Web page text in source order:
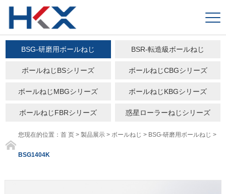
BSG-研磨用ボールねじ BSR-転造級ボールねじ
ボールねじBSシリーズ ボールねじCBGシリーズ
ボールねじMBGシリーズ ボールねじKBGシリーズ
ボールねじFBRシリーズ 惑星ローラーねじシリーズ
您现在的位置：首 页 >製品展示 >ボールねじ > BSG-研磨用ボールねじ >
BSG1404K